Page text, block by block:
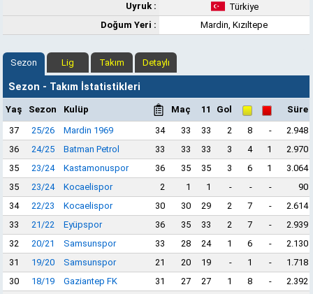
Uyruk :
Türkiye
Doğum Yeri :
Mardin, Kızıltepe
Sezon Lig Takım Detaylı
Sezon - Takım İstatistikleri
Yaş Sezon Kulüp Maç 11 Gol
Süre
37
25/26 Mardin 1969 34 33 33 2 8 -
2.948
36
24/25 Batman Petrol 33 33 33 3 4 1
2.970
35
23/24 Kastamonuspor 36 35 35 3 6 1
3.064
35
23/24 Kocaelispor 2 1 1 - - -
90
34
22/23 Kocaelispor 30 30 29 2 7 -
2.614
33
21/22 Eyüpspor 36 35 33 2 7 -
2.939
32
20/21 Samsunspor 33 28 24 1 6 -
2.130
31
19/20 Samsunspor 21 20 19 - 1 -
1.718
30
18/19 Gaziantep FK 31 27 27 1 8 -
2.392